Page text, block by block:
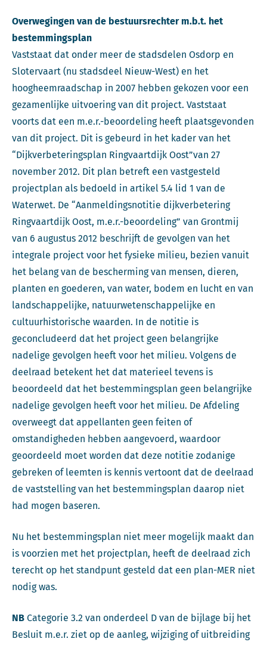
Overwegingen van de bestuursrechter m.b.t. het
bestemmingsplan
Vaststaat dat onder meer de stadsdelen Osdorp en
Slotervaart (nu stadsdeel Nieuw-West) en het
hoogheemraadschap in 2007 hebben gekozen voor een
gezamenlijke uitvoering van dit project. Vaststaat
voorts dat een m.e.r.-beoordeling heeft plaatsgevonden
van dit project. Dit is gebeurd in het kader van het
“Dijkverbeteringsplan Ringvaartdijk Oost”van 27
november 2012. Dit plan betreft een vastgesteld
projectplan als bedoeld in artikel 5.4 lid 1 van de
Waterwet. De “Aanmeldingsnotitie dijkverbetering
Ringvaartdijk Oost, m.e.r.-beoordeling” van Grontmij
van 6 augustus 2012 beschrijft de gevolgen van het
integrale project voor het fysieke milieu, bezien vanuit
het belang van de bescherming van mensen, dieren,
planten en goederen, van water, bodem en lucht en van
landschappelijke, natuurwetenschappelijke en
cultuurhistorische waarden. In de notitie is
geconcludeerd dat het project geen belangrijke
nadelige gevolgen heeft voor het milieu. Volgens de
deelraad betekent het dat materieel tevens is
beoordeeld dat het bestemmingsplan geen belangrijke
nadelige gevolgen heeft voor het milieu. De Afdeling
overweegt dat appellanten geen feiten of
omstandigheden hebben aangevoerd, waardoor
geoordeeld moet worden dat deze notitie zodanige
gebreken of leemten is kennis vertoont dat de deelraad
de vaststelling van het bestemmingsplan daarop niet
had mogen baseren.
Nu het bestemmingsplan niet meer mogelijk maakt dan
is voorzien met het projectplan, heeft de deelraad zich
terecht op het standpunt gesteld dat een plan-MER niet
nodig was.
NB Categorie 3.2 van onderdeel D van de bijlage bij het
Besluit m.e.r. ziet op de aanleg, wijziging of uitbreiding